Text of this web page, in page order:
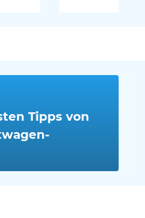
Tipps von